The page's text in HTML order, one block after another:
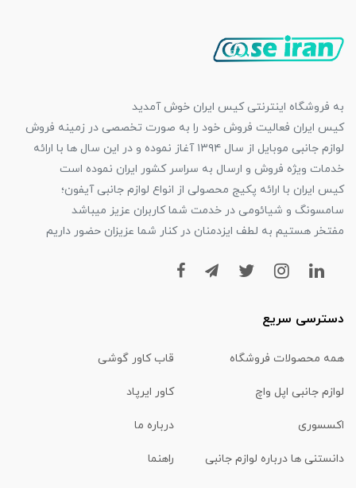
به فروشگاه اینترنتی کیس ایران خوش آمدید
کیس ایران فعالیت فروش خود را به صورت تخصصی در زمینه فروش
لوازم جانبی موبایل از سال ۱۳۹۴ آغاز نموده و در این سال ها با ارائه
خدمات ویژه فروش و ارسال به سراسر کشور ایران نموده است
کیس ایران با ارائه پکیج محصولی از انواع لوازم جانبی آیفون؛
سامسونگ و شیائومی در خدمت شما کاربران عزیز میباشد
مفتخر هستیم به لطف ایزدمنان در کنار شما عزیزان حضور داریم
دسترسی سریع
همه محصولات فروشگاه قاب کاور گوشی
لوازم جانبی اپل واچ کاور ایرپاد
اکسسوری درباره ما
دانستنی ها درباره لوازم جانبی راهنما